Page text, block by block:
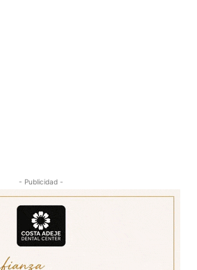
- Publicidad -